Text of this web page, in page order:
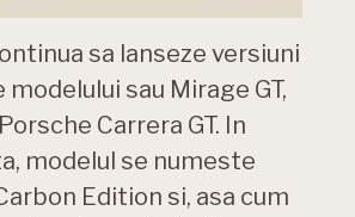
sa lanseze versiuni
modelului sau Mirage GT,
Carrera GT. In
modelul se numeste
Edition si, asa cum